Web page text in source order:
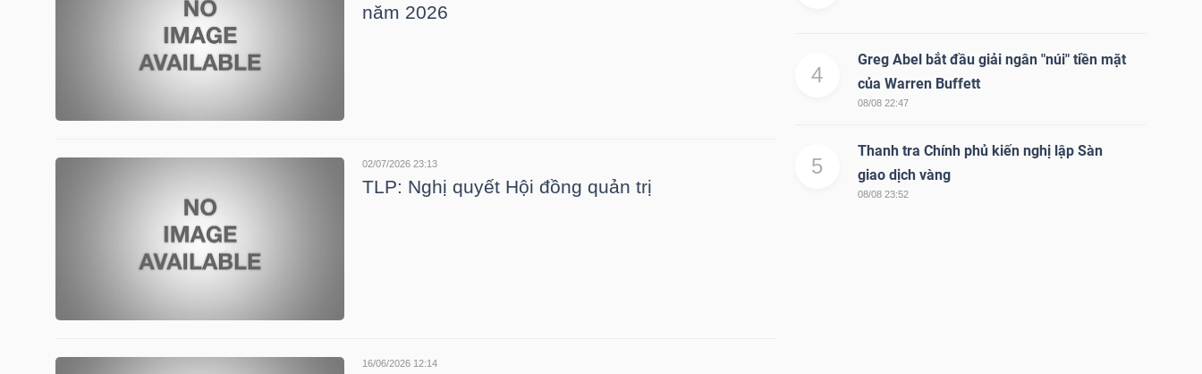
năm 2026
02/07/2026 23:13
TLP: Nghị quyết Hội đồng quản trị
16/06/2026 12:14
4
Greg Abel bắt đầu giải ngân "núi" tiền mặt
của Warren Buffett
08/08 22:47
5
Thanh tra Chính phủ kiến nghị lập Sàn
giao dịch vàng
08/08 23:52
HÓA